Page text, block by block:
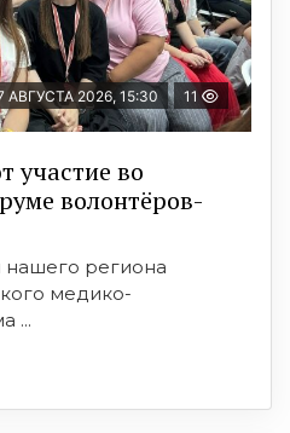
АВГУСТА 2026, 15:30 11
участие во
волонтёров-
нашего региона
медико-
...